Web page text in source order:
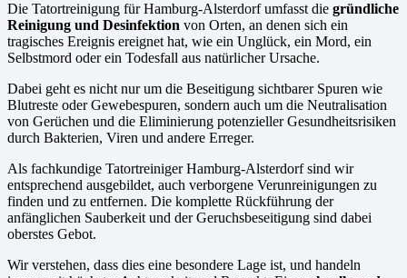
Die Tatortreinigung für Hamburg-Alsterdorf umfasst die gründliche
Reinigung und Desinfektion von Orten, an denen sich ein
tragisches Ereignis ereignet hat, wie ein Unglück, ein Mord, ein
Selbstmord oder ein Todesfall aus natürlicher Ursache.
Dabei geht es nicht nur um die Beseitigung sichtbarer Spuren wie
Blutreste oder Gewebespuren, sondern auch um die Neutralisation
von Gerüchen und die Eliminierung potenzieller Gesundheitsrisiken
durch Bakterien, Viren und andere Erreger.
Als fachkundige Tatortreiniger Hamburg-Alsterdorf sind wir
entsprechend ausgebildet, auch verborgene Verunreinigungen zu
finden und zu entfernen. Die komplette Rückführung der
anfänglichen Sauberkeit und der Geruchsbeseitigung sind dabei
oberstes Gebot.
Wir verstehen, dass dies eine besondere Lage ist, und handeln